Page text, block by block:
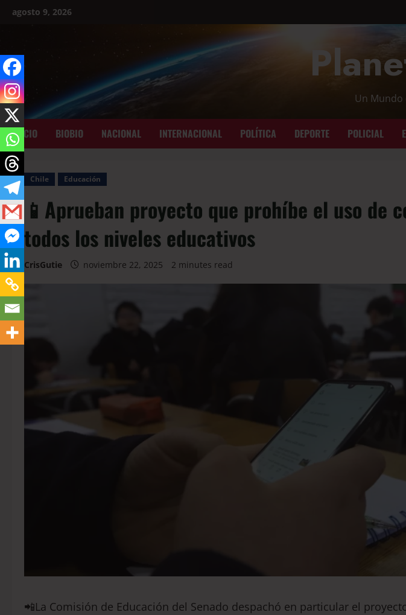
agosto 9, 2026
Un Mundo
INICIO BIOBIO NACIONAL INTERNACIONAL POLÍTICA DEPORTE POLICIAL
Chile Educación
📱Aprueban proyecto que prohíbe el uso de
todos los niveles educativos
CrisGutie noviembre 22, 2025 2 minutes read
📲La Comisión de Educación del Senado despachó en particular el